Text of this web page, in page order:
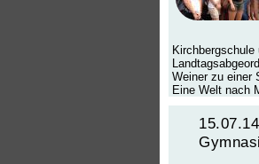
Kirchbergschule
Weiner zu einer
Eine Welt nach